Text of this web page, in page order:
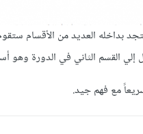
العديد من الأقسام
إلي القسم الثاني في الدورة
مع فهم جيد.